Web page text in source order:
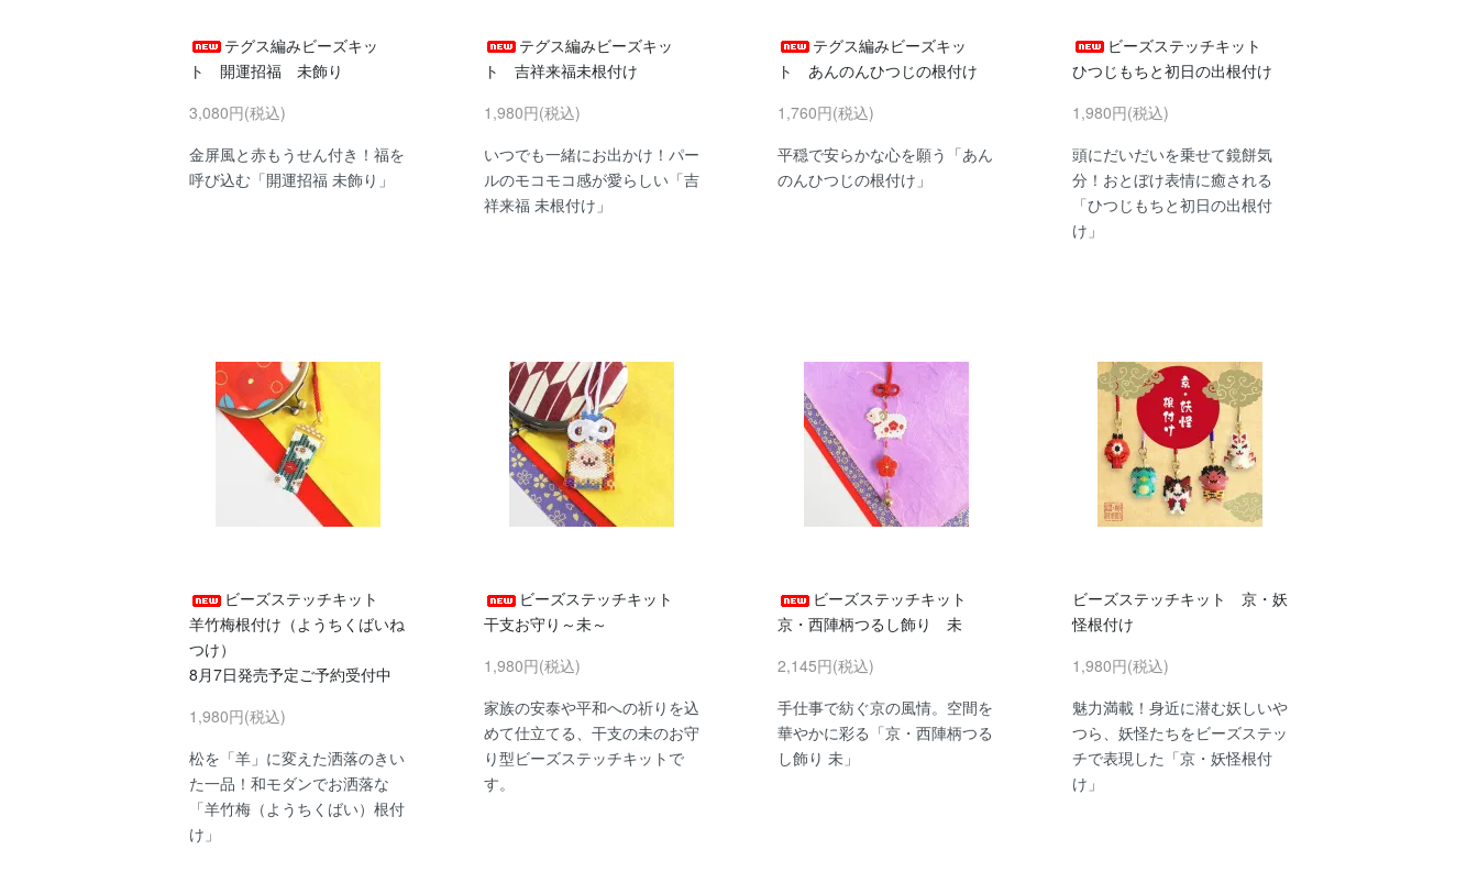
テグス編みビーズキッ
ト 開運招福 未飾り
3,080円(税込)
金屏風と赤もうせん付き！福を
呼び込む「開運招福 未飾り」
テグス編みビーズキッ
ト 吉祥来福未根付け
1,980円(税込)
いつでも一緒にお出かけ！パー
ルのモコモコ感が愛らしい「吉
祥来福 未根付け」
テグス編みビーズキッ
ト あんのんひつじの根付け
1,760円(税込)
平穏で安らかな心を願う「あん
のんひつじの根付け」
ビーズステッチキット
ひつじもちと初日の出根付け
1,980円(税込)
頭にだいだいを乗せて鏡餅気
分！おとぼけ表情に癒される
「ひつじもちと初日の出根付
け」
ビーズステッチキット
羊竹梅根付け（ようちくばいね
つけ）
8月7日発売予定ご予約受付中
1,980円(税込)
松を「羊」に変えた洒落のきい
た一品！和モダンでお洒落な
「羊竹梅（ようちくばい）根付
け」
ビーズステッチキット
干支お守り～未～
1,980円(税込)
家族の安泰や平和への祈りを込
めて仕立てる、干支の未のお守
り型ビーズステッチキットで
す。
ビーズステッチキット
京・西陣柄つるし飾り 未
2,145円(税込)
手仕事で紡ぐ京の風情。空間を
華やかに彩る「京・西陣柄つる
し飾り 未」
ビーズステッチキット 京・妖
怪根付け
1,980円(税込)
魅力満載！身近に潜む妖しいや
つら、妖怪たちをビーズステッ
チで表現した「京・妖怪根付
け」